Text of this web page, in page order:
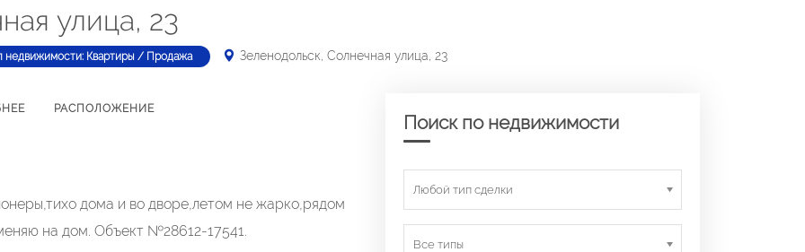
улица, 23
недвижимости: Квартиры / Продажа Зеленодольск, Солнечная улица, 23
РАСПОЛОЖЕНИЕ
дома и во дворе,летом не жарко,рядом
на дом. Объект №28612-17541.
Поиск по недвижимости
Любой тип сделки
Все типы